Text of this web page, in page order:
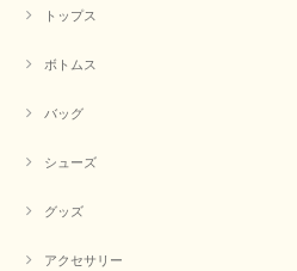
る通り、ブランドでのカラー表
実際の色に伝えられるように努
トップス
ボトムス
バッグ
シューズ
グッズ
アクセサリー